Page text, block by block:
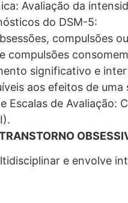
Avaliação da
do DSM-5:
compulsões
compulsões
significativo e
aos efeitos de
Escalas de Avaliação:
e envolve